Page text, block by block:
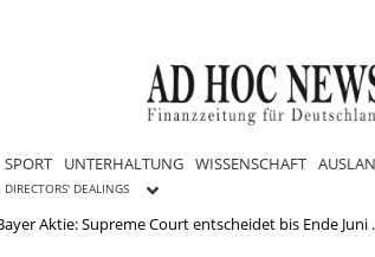
SPORT UNTERHALTUNG WISSENSCHAFT
DIRECTORS' DEALINGS
Aktie: Supreme Court entscheidet bis Ende Juni